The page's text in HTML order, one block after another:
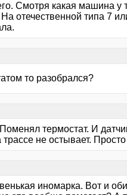
Смотря какая машина
отечественной типа 7
то разобрался?
термостат. И
трассе не остывает.
иномарка. Вот и